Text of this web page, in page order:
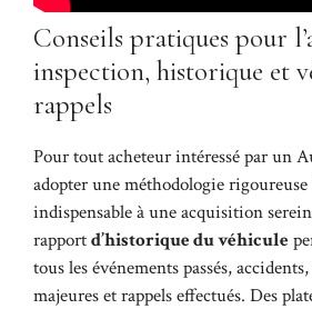
Conseils pratiques pour
inspection, historique et
rappels
Pour tout acheteur intéressé par un
adopter une méthodologie
indispensable à une acquisition
rapportd’historique du véhicule
tous les événements passés,
majeures et rappels effectués. Des